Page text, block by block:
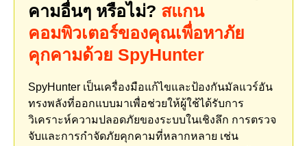
คามอื่นๆ หรือไม่? สแกน
คอมพิวเตอร์ของคุณเพื่อหาภัย
คุกคามด้วย SpyHunter
SpyHunter เป็นเครื่องมือแก้ไขและป้องกันมัลแวร์อัน
ทรงพลังที่ออกแบบมาเพื่อช่วยให้ผู้ใช้ได้รับการ
วิเคราะห์ความปลอดภัยของระบบในเชิงลึก การตรวจ
จับและการกำจัดภัยคุกคามที่หลากหลาย เช่น